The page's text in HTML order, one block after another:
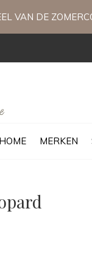
MERKEN
VAN DE